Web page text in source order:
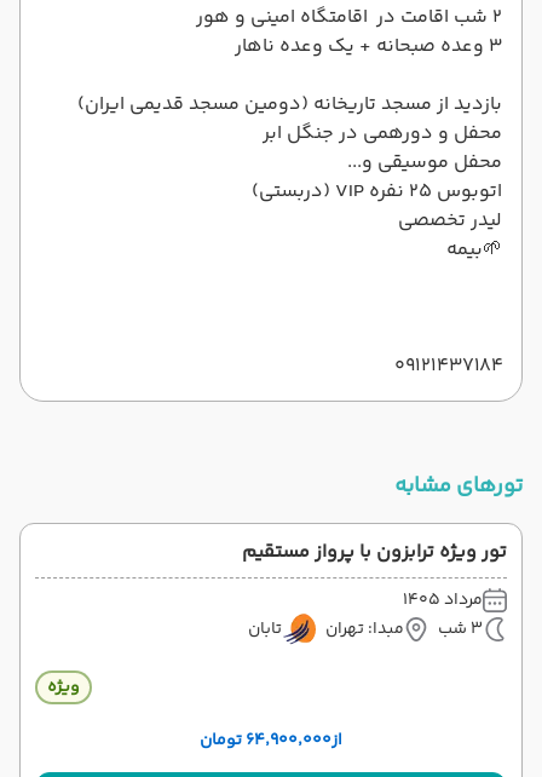
۲ شب اقامت در اقامتگاه امينى و هور
۳ وعده صبحانه + یک وعده ناهار
بازدید از مسجد تاریخانه (دومین مسجد قدیمی ایران)
محفل و دورهمی در جنگل ابر
محفل موسیقی و...
اتوبوس ۲۵ نفره VIP (دربستی)
لیدر تخصصی
🌱بیمه
09121437184
تورهای مشابه
تور ویژه ترابزون با پرواز مستقیم
مرداد 1405
3 شب
مبدا: تهران تابان
ویژه
از۶۴٬۹۰۰٬۰۰۰ تومان